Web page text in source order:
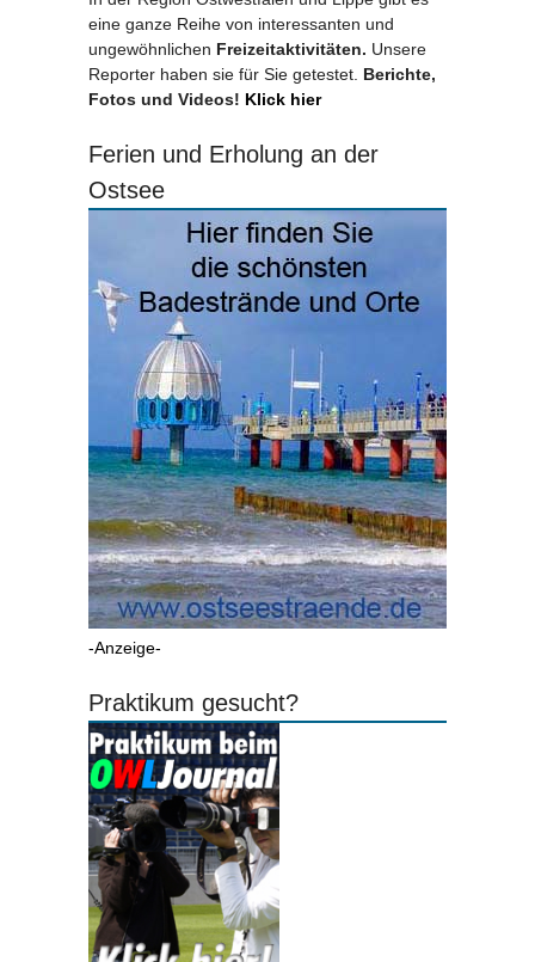
eine ganze Reihe von interessanten und
ungewöhnlichen Freizeitaktivitäten. Unsere
Reporter haben sie für Sie getestet. Berichte,
Fotos und Videos! Klick hier
Ferien und Erholung an der
Ostsee
-Anzeige-
Praktikum gesucht?